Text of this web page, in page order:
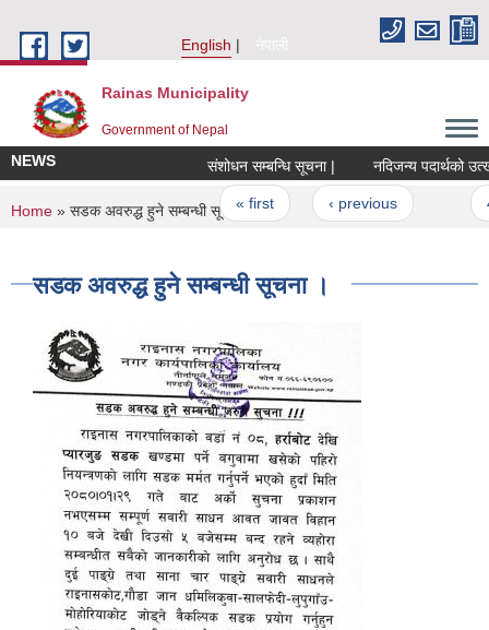
English
नेपाली
Rainas Municipality
Government of Nepal
NEWS संशोधन सम्बन्धि सूचना |
Pages
« first ‹ previous
You are here
Home » सडक अवरुद्ध हुने सम्बन्धी सूचना ।
सडक अवरुद्ध हुने सम्बन्धी सूचना ।